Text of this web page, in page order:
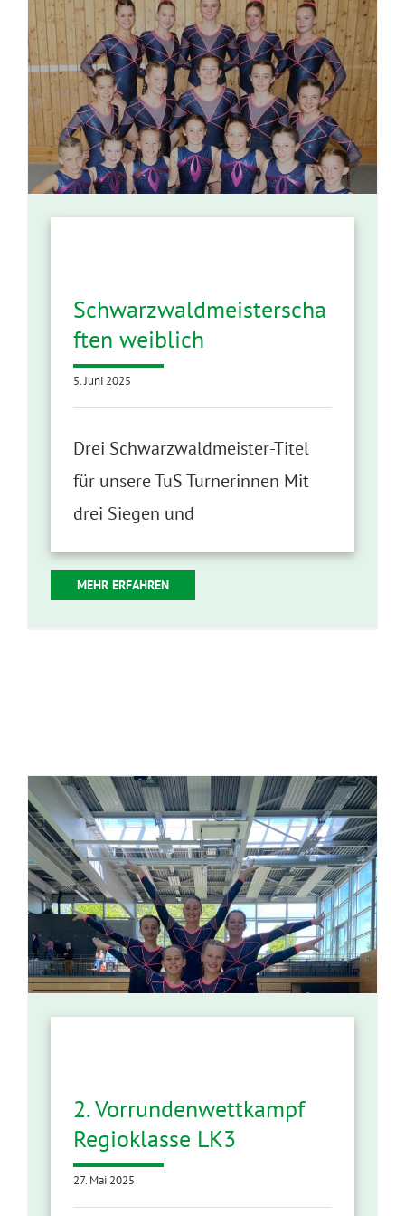
Schwarzwaldmeisterscha
ften weiblich
5. Juni 2025
Drei Schwarzwaldmeister-Titel
für unsere TuS Turnerinnen Mit
drei Siegen und
MEHR ERFAHREN
2. Vorrundenwettkampf
Regioklasse LK3
27. Mai 2025